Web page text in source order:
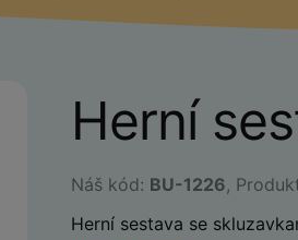
Herní
Náš kód: BU-1226,
Herní sestava se